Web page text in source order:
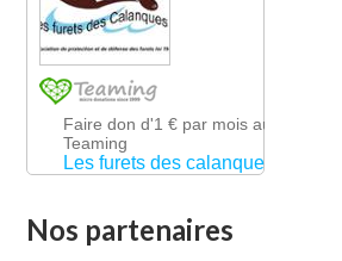
Nos partenaires